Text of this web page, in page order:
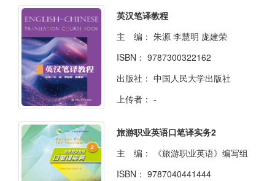
英汉笔译教程
主 编： 朱源 李慧明 庞建荣
ISBN： 9787300322162
出版社： 中国人民大学出版社
上传者： -
旅游职业英语口笔译实务2
主 编：
《旅游职业英语》编写组
ISBN： 9787040441444